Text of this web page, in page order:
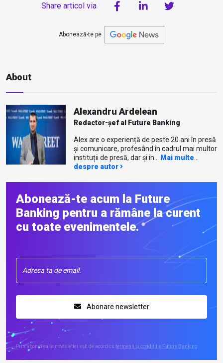
Share articol via
Abonează-te pe
About
Alexandru Ardelean
Redactor-șef al Future Banking
Alex are o experiență de peste 20 ani în presă
și comunicare, profesând în cadrul mai multor
instituții de presă, dar și în... Mai multe
despre autor
Abonează-te acum la Future
Banking pentru a rămâne la curent
cu toate evenimentele.
Abonare newsletter
Prin abonarea la newsletter ești de acord cu termenii și condițiile Future Banking